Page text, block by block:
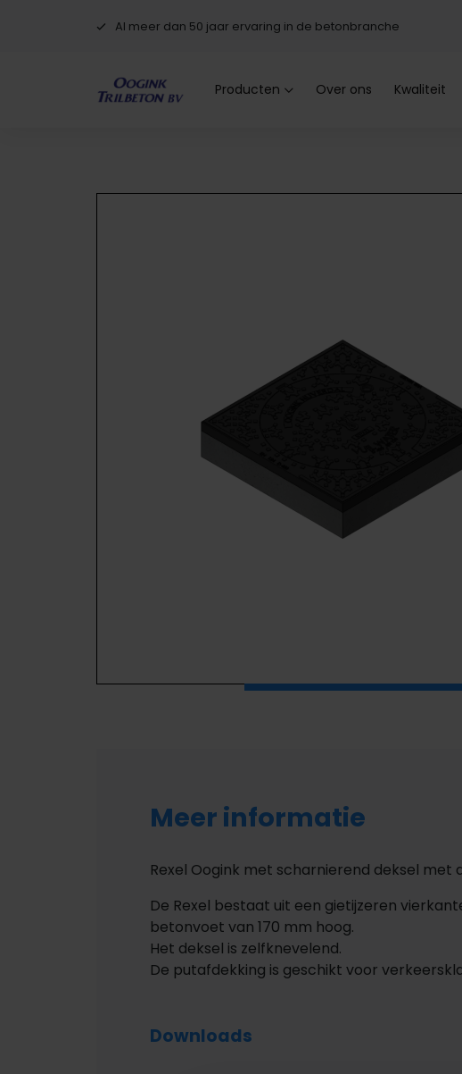
Al meer dan 50 jaar ervaring in de betonbranche
Producten Over ons Kwaliteit
Meer informatie
Rexel Oogink met scharnierend deksel
De Rexel bestaat uit een gietijzeren
betonvoet van 170 mm hoog.
Het deksel is zelfknevelend.
De putafdekking is geschikt voor
Downloads